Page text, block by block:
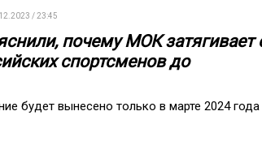
/ 23:45
почему МОК затягивает
спортсменов до
будет вынесено только в марте 2024 года